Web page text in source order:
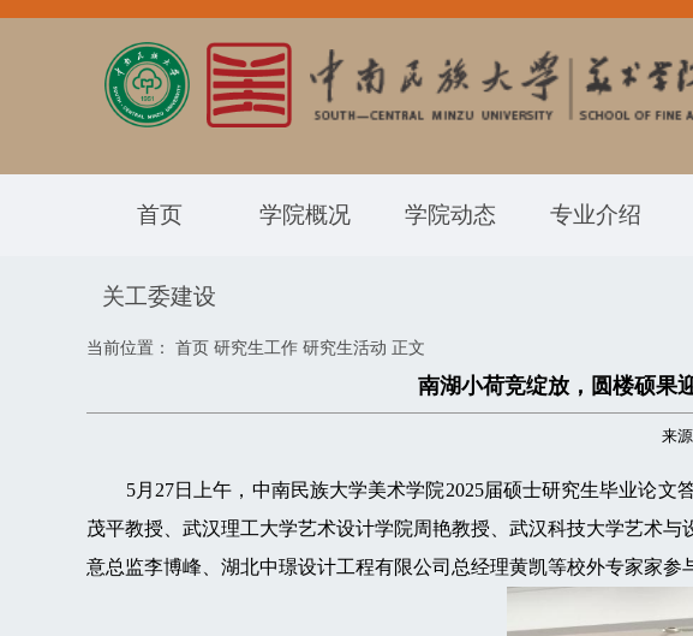
首页 学院概况 学院动态 专业介绍
关工委建设
当前位置： 首页 研究生工作 研究生活动 正文
南湖小荷竞绽放，圆楼硕果
来
5月27日上午，中南民族大学美术学院2025届硕士研究生毕业论文
茂平教授、武汉理工大学艺术设计学院周艳教授、武汉科技大学艺术
意总监李博峰、湖北中璟设计工程有限公司总经理黄凯等校外专家家参